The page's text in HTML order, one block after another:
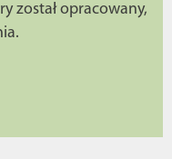
został opracowany,